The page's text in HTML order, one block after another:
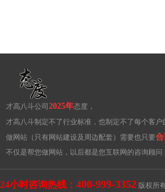
才高八斗公司 2025年态度，
才高八斗制定不了行业标准，也制定不了每个客
做网站（只有网站建设及周边配套）需要也只要合
不仅是帮您做网站，以后都是您互联网的咨询顾问
24小时咨询热线： 400-999-3352 版权所